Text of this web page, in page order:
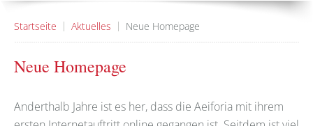
Startseite Aktuelles Neue Homepage
Neue Homepage
Anderthalb Jahre ist es her, dass die Aeiforia mit ihrem